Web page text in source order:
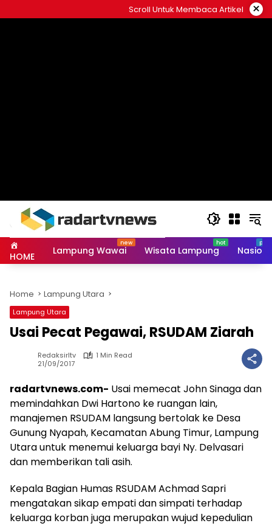
to
Scroll Untuk Membaca Artikel ×
HOME Lampung Wawai Wisata Lampung
Home Lampung Utara
Lampung Utara
Usai Pecat Pegawai, RSUDAM Ziarah
Redaksirltv
1 Min Read
21/09/2017
radartvnews.com- Usai memecat John Sinaga dan
memindahkan Dwi Hartono ke ruangan lain,
manajemen RSUDAM langsung bertolak ke Desa
Gunung Nyapah, Kecamatan Abung Timur, Lampung
Utara untuk menemui keluarga bayi Ny. Delvasari
dan memberikan tali asih.
Kepala Bagian Humas RSUDAM Achmad Sapri
mengatakan sikap empati dan simpati terhadap
keluarga korban juga merupakan wujud kepedulian